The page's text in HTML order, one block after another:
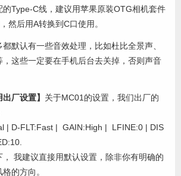
的Type-C线，建议用苹果原装OTG相机套件
然后用A转换到C口使用。
默认有一些音效处理，比如杜比全景声、
，这些一定要在手机后台去关掉，否则声音
出厂设置】 关于MC01的设置，我们出厂的
| D-FLT:Fast | GAIN:High | LFINE:0 | DIS
， 我建议直接用默认设置，除非你有明确的
的方向。